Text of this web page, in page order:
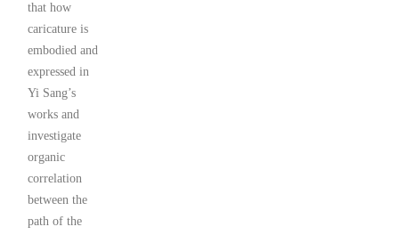
that how
caricature is
embodied and
expressed in
Yi Sang’s
works and
investigate
organic
correlation
between the
path of the